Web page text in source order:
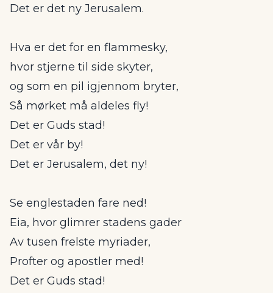
Det er det ny Jerusalem.
Hva er det for en flammesky,
hvor stjerne til side skyter,
og som en pil igjennom bryter,
Så mørket må aldeles fly!
Det er Guds stad!
Det er vår by!
Det er Jerusalem, det ny!
Se englestaden fare ned!
Eia, hvor glimrer stadens gader
Av tusen frelste myriader,
Profter og apostler med!
Det er Guds stad!